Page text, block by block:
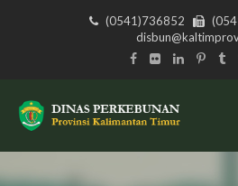
(0541)736852